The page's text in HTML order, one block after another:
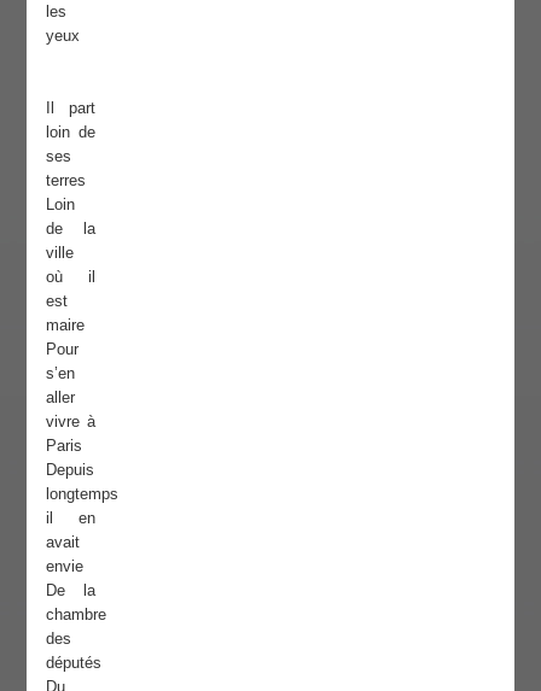
les
yeux
Il part
loin de
ses
terres
Loin
de la
ville
où il
est
maire
Pour
s’en
aller
vivre à
Paris
Depuis
longtemps
il en
avait
envie
De la
chambre
des
députés
Du